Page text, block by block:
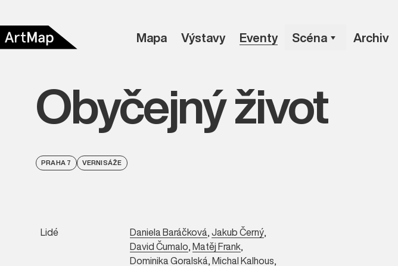
Mapa Výstavy Eventy Scéna Archiv
Obyčejný život
PRAHA 7 VERNISÁŽE
Lidé Daniela Baráčková,Jakub Černý,
David Čumalo,Matěj Frank,
Dominika Goralská,Michal Kalhous,